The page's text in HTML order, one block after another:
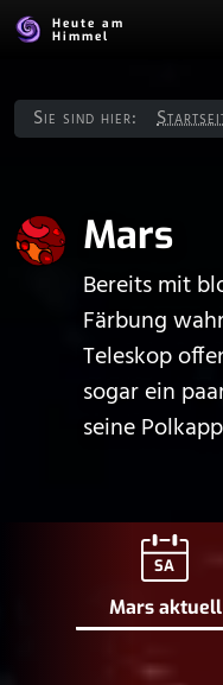
Heute am
Himmel
Sie sind hier:
Mars
Bereits mit
Färbung
Teleskop
sogar ein
seine
SA
Mars aktuell